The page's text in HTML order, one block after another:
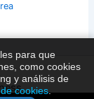
para que
como cookies
y análisis de
cookies.